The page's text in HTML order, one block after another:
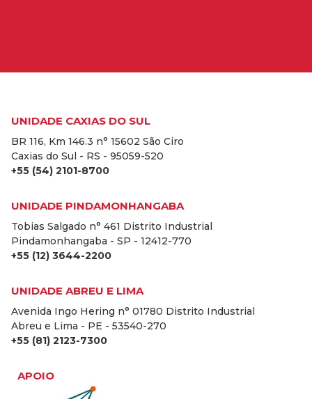
UNIDADE CAXIAS DO SUL
BR 116, Km 146.3 n° 15602 São Ciro
Caxias do Sul - RS - 95059-520
+55 (54) 2101-8700
UNIDADE PINDAMONHANGABA
Tobias Salgado n° 461 Distrito Industrial
Pindamonhangaba - SP - 12412-770
+55 (12) 3644-2200
UNIDADE ABREU E LIMA
Avenida Ingo Hering n° 01780 Distrito Industrial
Abreu e Lima - PE - 53540-270
+55 (81) 2123-7300
APOIO